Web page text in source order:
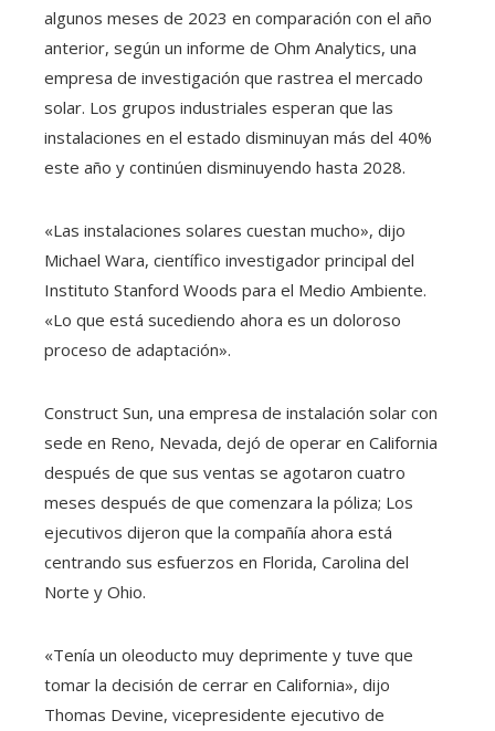
algunos meses de 2023 en comparación con el año
anterior, según un informe de Ohm Analytics, una
empresa de investigación que rastrea el mercado
solar. Los grupos industriales esperan que las
instalaciones en el estado disminuyan más del 40%
este año y continúen disminuyendo hasta 2028.
«Las instalaciones solares cuestan mucho», dijo
Michael Wara, científico investigador principal del
Instituto Stanford Woods para el Medio Ambiente.
«Lo que está sucediendo ahora es un doloroso
proceso de adaptación».
Construct Sun, una empresa de instalación solar con
sede en Reno, Nevada, dejó de operar en California
después de que sus ventas se agotaron cuatro
meses después de que comenzara la póliza; Los
ejecutivos dijeron que la compañía ahora está
centrando sus esfuerzos en Florida, Carolina del
Norte y Ohio.
«Tenía un oleoducto muy deprimente y tuve que
tomar la decisión de cerrar en California», dijo
Thomas Devine, vicepresidente ejecutivo de